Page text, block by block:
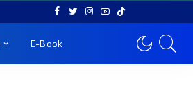
E-Book